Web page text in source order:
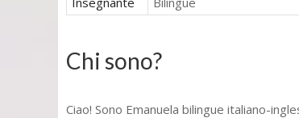
Chi sono?
Ciao! Sono Emanuela bilingue italiano-